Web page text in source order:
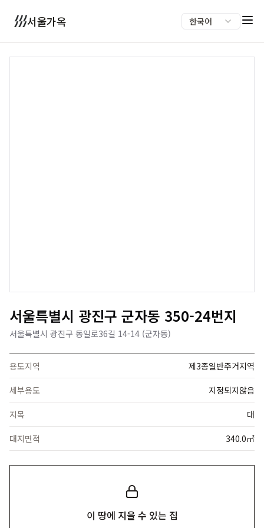
서울가옥 한국어
서울특별시 광진구 군자동 350-24번지
서울특별시 광진구 동일로36길 14-14 (군자동)
용도지역 제3종일반주거지역
세부용도 지정되지않음
지목 대
대지면적 340.0㎡
이 땅에 지을 수 있는 집